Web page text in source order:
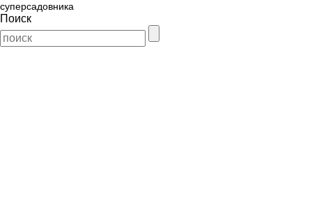
суперсадовника
Поиск